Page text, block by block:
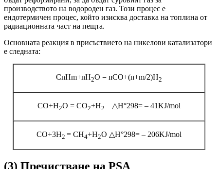
производството на водороден газ. Този процес е
ендотермичен процес, който изисква доставка на топлина от
радиационната част на пещта.
Основната реакция в присъствието на никелови катализатори
е следната:
CnHm+nH2О = nCO+(n+m/2)H2
CO+H2O = CO2+H2 △H°298= – 41KJ/mol
CO+3H2 = СН4+H2O △H°298= – 206KJ/mol
(3) Пречистване на PSA